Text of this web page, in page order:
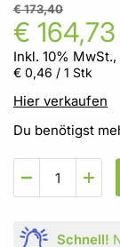
€ 164,73
€ 173,40
Inkl. 10% MwSt.,
€ 0,46 / 1 Stk
Hier verkaufen
Du benötigst
Schnell!